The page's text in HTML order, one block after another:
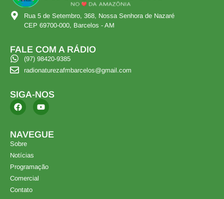
Rua 5 de Setembro, 368, Nossa Senhora de Nazaré
CEP 69700-000, Barcelos - AM
FALE COM A RÁDIO
(97) 98420-9385
radionaturezafmbarcelos@gmail.com
SIGA-NOS
NAVEGUE
Sobre
Notícias
Programação
Comercial
Contato